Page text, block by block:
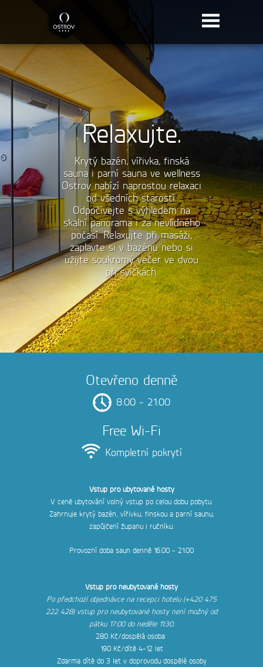
Relaxujte.
Krytý bazén, vířivka, finská
sauna i parní sauna ve wellness
Ostrov nabízí naprostou relaxaci
od všedních starostí.
Odpočívejte s výhledem na
skalní panorama i za nevlídného
počasí. Relaxujte při masáži,
zaplavte si v bazénu nebo si
užijte soukromý večer ve dvou
při svíčkách.
Otevřeno denně
8:00 - 21:00
Free Wi-Fi
Kompletní pokrytí
Vstup pro ubytované hosty
V ceně ubytování volný vstup po celou dobu pobytu.
Zahrnuje krytý bazén, vířivku, finskou a parní saunu,
zapůjčení županu i ručníku.
Provozní doba saun denně 16:00 - 21:00
Vstup pro neubytované hosty
Po předchozí objednávce na recepci hotelu (+420 475
222 428) vstup pro neubytované hosty není možný od
pátku 17:00 do neděle 11:30.
280 Kč/dospělá osoba
190 Kč/dítě 4-12 let
Zdarma dítě do 3 let v doprovodu dospělé osoby